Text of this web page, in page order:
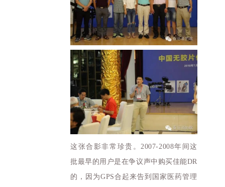
这张合影非常珍贵。2007-2008年间这
批最早的 用户是在争议声中购买佳能DR
的，因为GPS合起来告到国家医药管理